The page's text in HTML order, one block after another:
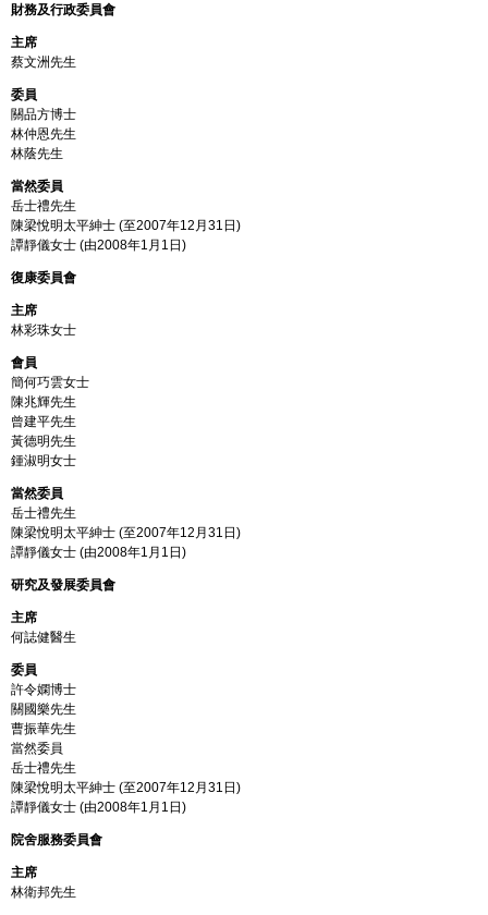
財務及行政委員會
主席
蔡文洲先生
委員
關品方博士
林仲恩先生
林蔭先生
當然委員
岳士禮先生
陳梁悅明太平紳士 (至2007年12月31日)
譚靜儀女士 (由2008年1月1日)
復康委員會
主席
林彩珠女士
會員
簡何巧雲女士
陳兆輝先生
曾建平先生
黃德明先生
鍾淑明女士
當然委員
岳士禮先生
陳梁悅明太平紳士 (至2007年12月31日)
譚靜儀女士 (由2008年1月1日)
研究及發展委員會
主席
何誌健醫生
委員
許令嫻博士
關國樂先生
曹振華先生
當然委員
岳士禮先生
陳梁悅明太平紳士 (至2007年12月31日)
譚靜儀女士 (由2008年1月1日)
院舍服務委員會
主席
林衛邦先生